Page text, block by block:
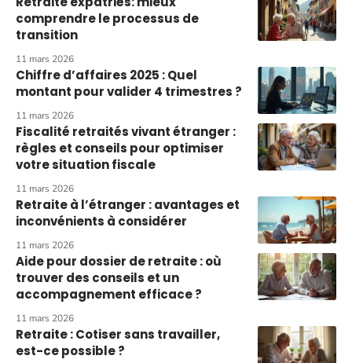
comprendre le processus de
transition
11 mars 2026
Chiffre d’affaires 2025 : Quel
montant pour valider 4 trimestres ?
11 mars 2026
Fiscalité retraités vivant étranger :
règles et conseils pour optimiser
votre situation fiscale
11 mars 2026
Retraite à l’étranger : avantages et
inconvénients à considérer
11 mars 2026
Aide pour dossier de retraite : où
trouver des conseils et un
accompagnement efficace ?
11 mars 2026
Retraite : Cotiser sans travailler,
est-ce possible ?